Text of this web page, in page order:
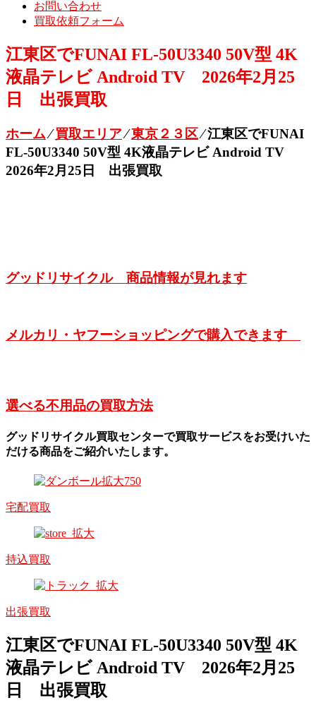
お問い合わせ
買取依頼フォーム
江東区でFUNAI FL-50U3340 50V型 4K
液晶テレビ Android TV 2026年2月25
日 出張買取
ホーム⁄買取エリア⁄東京２３区⁄江東区でFUNAI
FL-50U3340 50V型 4K液晶テレビ Android TV
2026年2月25日 出張買取
グッドリサイクル 商品情報が見れます
メルカリ・ヤフーショッピングで購入できます
選べる不用品の買取方法
グッドリサイクル買取センターで買取サービスをお受けいた
だける商品をご紹介いたします。
宅配買取
持込買取
出張買取
江東区でFUNAI FL-50U3340 50V型 4K
液晶テレビ Android TV 2026年2月25
日 出張買取